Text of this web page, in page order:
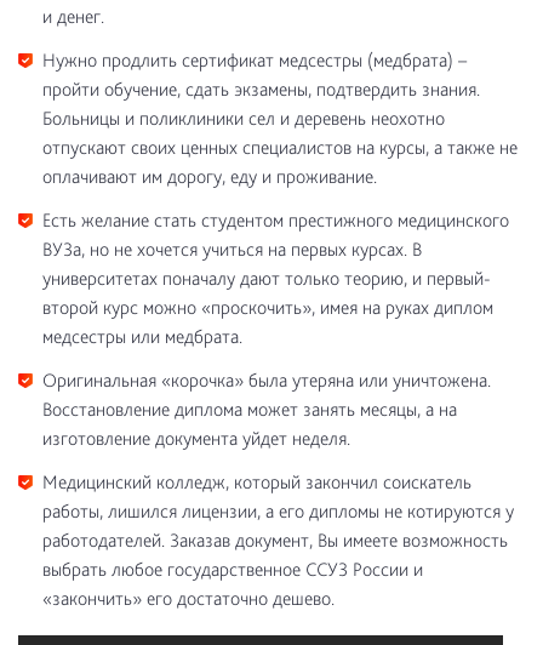
и денег.
Нужно продлить сертификат медсестры (медбрата) –
пройти обучение, сдать экзамены, подтвердить знания.
Больницы и поликлиники сел и деревень неохотно
отпускают своих ценных специалистов на курсы, а также не
оплачивают им дорогу, еду и проживание.
Есть желание стать студентом престижного медицинского
ВУЗа, но не хочется учиться на первых курсах. В
университетах поначалу дают только теорию, и первый-
второй курс можно «проскочить», имея на руках диплом
медсестры или медбрата.
Оригинальная «корочка» была утеряна или уничтожена.
Восстановление диплома может занять месяцы, а на
изготовление документа уйдет неделя.
Медицинский колледж, который закончил соискатель
работы, лишился лицензии, а его дипломы не котируются у
работодателей. Заказав документ, Вы имеете возможность
выбрать любое государственное ССУЗ России и
«закончить» его достаточно дешево.